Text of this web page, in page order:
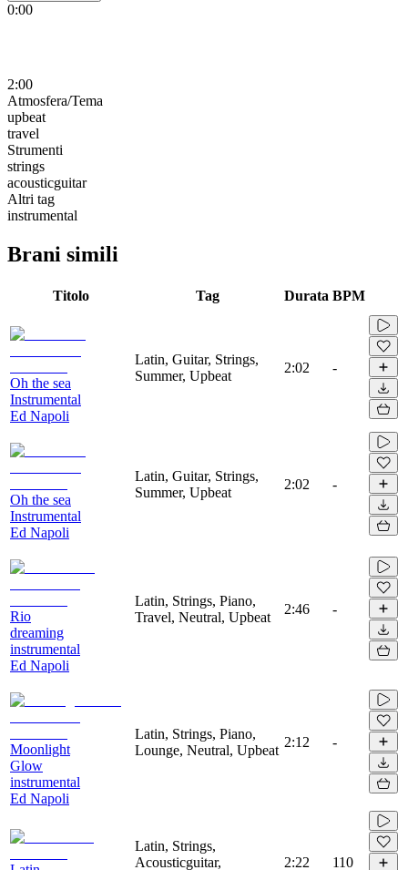
0:00
2:00
Atmosfera/Tema
upbeat
travel
Strumenti
strings
acousticguitar
Altri tag
instrumental
Brani simili
Titolo Tag Durata BPM
Oh the sea
Instrumental
Ed Napoli
Latin, Guitar, Strings,
Summer, Upbeat
2:02 -
Oh the sea
Instrumental
Ed Napoli
Latin, Guitar, Strings,
Summer, Upbeat
2:02 -
Rio
dreaming
instrumental
Ed Napoli
Latin, Strings, Piano,
Travel, Neutral, Upbeat
2:46 -
Moonlight
Glow
instrumental
Ed Napoli
Latin, Strings, Piano,
Lounge, Neutral, Upbeat
2:12 -
Latin, Strings,
Acousticguitar,
2:22 110